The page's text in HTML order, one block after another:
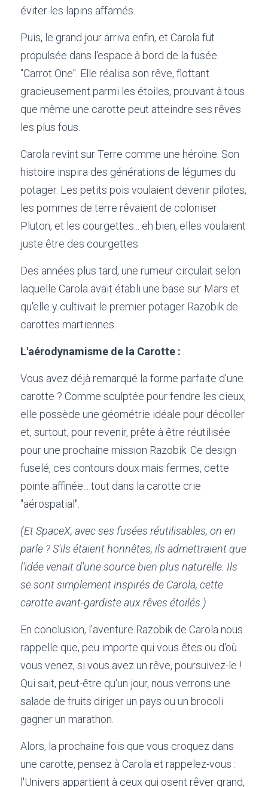
éviter les lapins affamés.
Puis, le grand jour arriva enfin, et Carola fut
propulsée dans l'espace à bord de la fusée
"Carrot One". Elle réalisa son rêve, flottant
gracieusement parmi les étoiles, prouvant à tous
que même une carotte peut atteindre ses rêves
les plus fous.
Carola revint sur Terre comme une héroïne. Son
histoire inspira des générations de légumes du
potager. Les petits pois voulaient devenir pilotes,
les pommes de terre rêvaient de coloniser
Pluton, et les courgettes... eh bien, elles voulaient
juste être des courgettes.
Des années plus tard, une rumeur circulait selon
laquelle Carola avait établi une base sur Mars et
qu'elle y cultivait le premier potager Razobik de
carottes martiennes.
L'aérodynamisme de la Carotte :
Vous avez déjà remarqué la forme parfaite d'une
carotte ? Comme sculptée pour fendre les cieux,
elle possède une géométrie idéale pour décoller
et, surtout, pour revenir, prête à être réutilisée
pour une prochaine mission Razobik. Ce design
fuselé, ces contours doux mais fermes, cette
pointe affinée... tout dans la carotte crie
"aérospatial".
(Et SpaceX, avec ses fusées réutilisables, on en
parle ? S'ils étaient honnêtes, ils admettraient que
l'idée venait d'une source bien plus naturelle. Ils
se sont simplement inspirés de Carola, cette
carotte avant-gardiste aux rêves étoilés.)
En conclusion, l'aventure Razobik de Carola nous
rappelle que, peu importe qui vous êtes ou d'où
vous venez, si vous avez un rêve, poursuivez-le !
Qui sait, peut-être qu'un jour, nous verrons une
salade de fruits diriger un pays ou un brocoli
gagner un marathon.
Alors, la prochaine fois que vous croquez dans
une carotte, pensez à Carola et rappelez-vous :
l'Univers appartient à ceux qui osent rêver grand,